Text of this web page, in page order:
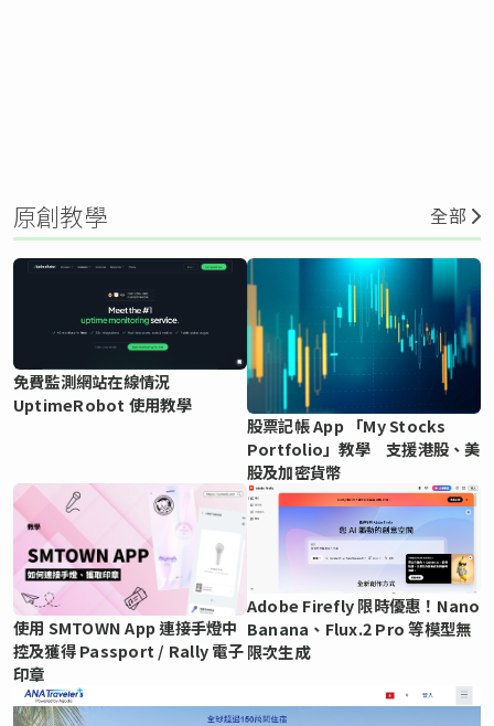
原創教學 全部
免費監測網站在線情況
UptimeRobot 使用教學
股票記帳 App 「My Stocks
Portfolio」教學 支援港股、美
股及加密貨幣
使用 SMTOWN App 連接手燈中
控及獲得 Passport / Rally 電子
印章
Adobe Firefly 限時優惠！Nano
Banana、Flux.2 Pro 等模型無
限次生成